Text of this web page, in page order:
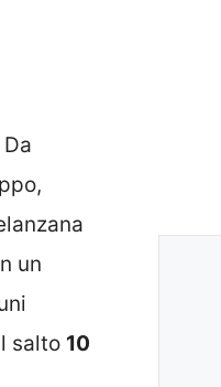
un
salto 10